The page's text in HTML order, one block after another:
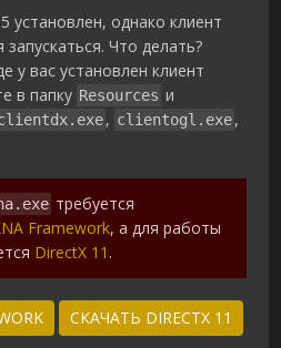
установлен, однако клиент
Что делать?
у вас установлен клиент
в папку Resources и
, clientogl.exe,
требуется
Framework, а для работы
DirectX 11 .
СКАЧАТЬ DIRECTX 11